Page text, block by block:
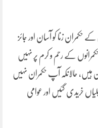
حکمران زنا کو آسان اور جائز
کے رحم و کرم پر نہیں
حالانکہ آپ حکمران نہیں
خریدی گئیں اور عوامی